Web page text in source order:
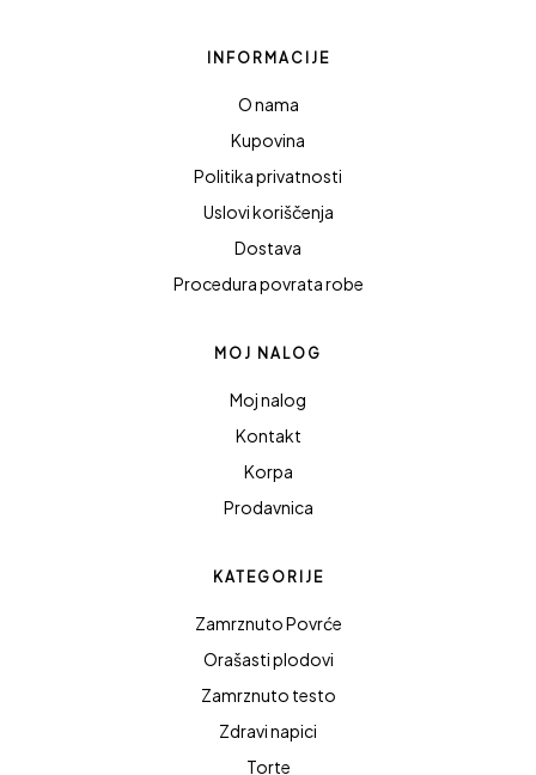
INFORMACIJE
O nama
Kupovina
Politika privatnosti
Uslovi koriščenja
Dostava
Procedura povrata robe
MOJ NALOG
Moj nalog
Kontakt
Korpa
Prodavnica
KATEGORIJE
Zamrznuto Povrće
Orašasti plodovi
Zamrznuto testo
Zdravi napici
Torte